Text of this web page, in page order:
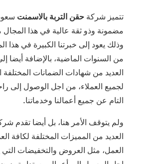
تتميز شركة حقن التربة بالاسمنت
مضمونة وذو ثقة عالية في هذا
وذلك يعود إلى خبرتنا الكبيرة في هذا
من السنوات الماضية، بالإضافة أيضا
العديد من شهادات الضمانات المختلفة
لجميع العملاء، من اجل الوصول إلى
التام عن جميع أعمالنا وخدماتنا.
ولم يتوقف الأمر هنا، بل أيضا تقدم
العديد من المميزات المختلفة لكافة
العمل، مثل العروض والتخفيضات التي